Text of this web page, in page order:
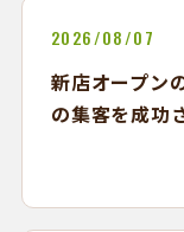
2026/08/07
新店オープン
の集客を成功